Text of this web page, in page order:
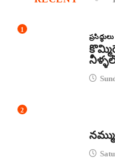
1
ప్రసిద్ధులు
2